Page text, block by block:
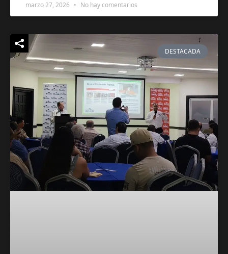
marzo 27, 2026 No hay comentarios
DESTACADA